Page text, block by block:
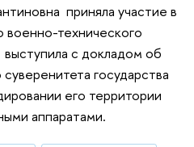
приняла участие в
технического
с докладом об
государства
его территории
аппаратами.